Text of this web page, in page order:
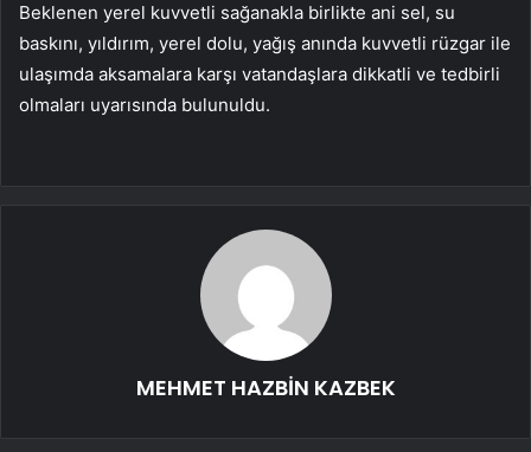
Beklenen yerel kuvvetli sağanakla birlikte ani sel, su
baskını, yıldırım, yerel dolu, yağış anında kuvvetli rüzgar ile
ulaşımda aksamalara karşı vatandaşlara dikkatli ve tedbirli
olmaları uyarısında bulunuldu.
MEHMET HAZBİN KAZBEK